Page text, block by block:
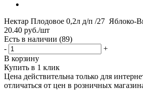
Нектар Плодовое 0,2л д/п /27 Яблоко-
20.40 руб./шт
Есть в наличии (89)
-
+
В корзину
Купить в 1 клик
Цена действительна только для
отличаться от цен в розничных